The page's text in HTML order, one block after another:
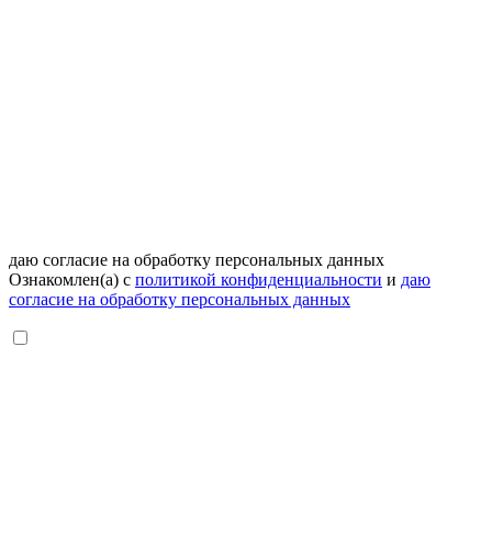
даю согласие на обработку персональных данных
Ознакомлен(а) с политикой конфиденциальности и даю
согласие на обработку персональных данных